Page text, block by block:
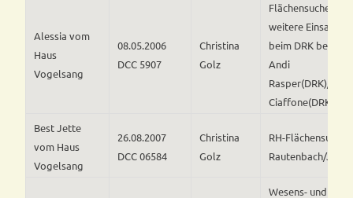
Alessia vom
Haus
Vogelsang
08.05.2006
DCC 5907
Christina
Golz
Flächensuche,
weitere
beim DRK
Andi
Rasper(DRK)/
Ciaffone(DRK)
Best Jette
vom Haus
Vogelsang
26.08.2007
DCC 06584
Christina
Golz
RH-Flächensuche /
Rautenbach/
Wesens- und